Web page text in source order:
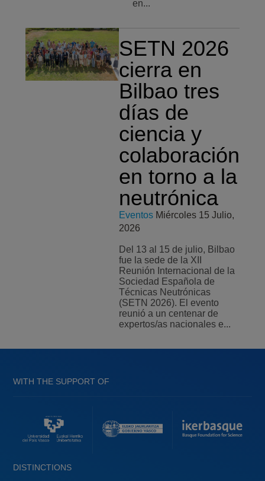
en...
SETN 2026
cierra en
Bilbao tres
días de
ciencia y
colaboración
en torno a la
neutrónica
Eventos Miércoles 15 Julio,
2026
Del 13 al 15 de julio, Bilbao
fue la sede de la XII
Reunión Internacional de la
Sociedad Española de
Técnicas Neutrónicas
(SETN 2026). El evento
reunió a un centenar de
expertos/as nacionales e...
WITH THE SUPPORT OF
DISTINCTIONS